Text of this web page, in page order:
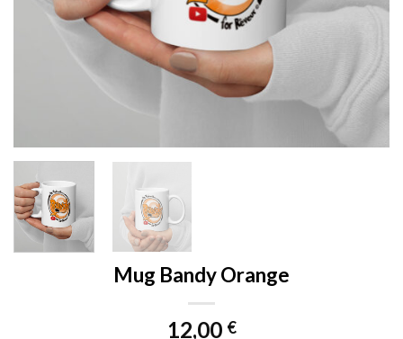
Mug Bandy Orange
12,00 €